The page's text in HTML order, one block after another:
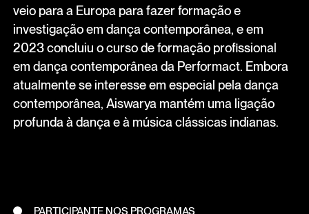
veio para a Europa para fazer formação e
investigação em dança contemporânea, e em
2023 concluiu o curso de formação profissional
em dança contemporânea da Performact. Embora
atualmente se interesse em especial pela dança
contemporânea, Aiswarya mantém uma ligação
profunda à dança e à música clássicas indianas.
PARTICIPANTE NOS PROGRAMAS